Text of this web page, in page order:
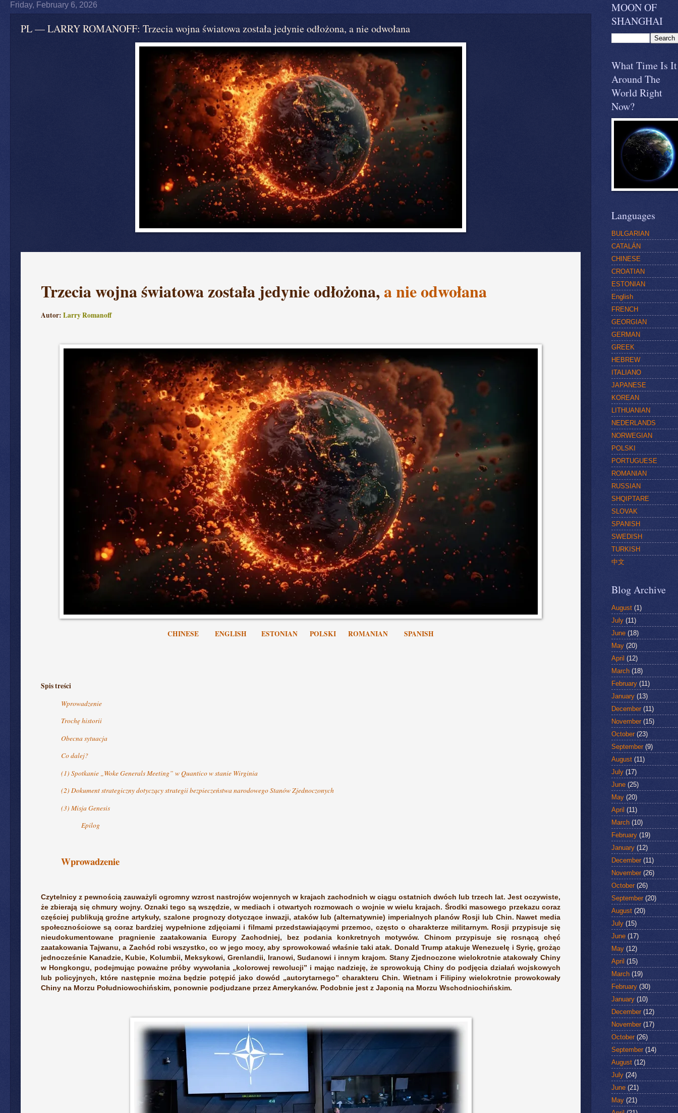
Friday, February 6, 2026
PL — LARRY ROMANOFF: Trzecia wojna światowa została jedynie odłożona, a nie odwołana
Trzecia wojna światowa została jedynie odłożona,anie odwołana
Autor: Larry Romanoff
CHINESE ENGLISH ESTONIAN POLSKI ROMANIAN SPANISH
Spis treści
Wprowadzenie
Trochę historii
Obecna sytuacja
Co dalej?
(1) Spotkanie „Woke Generals Meeting” w Quantico w stanie Wirginia
(2) Dokument strategiczny dotyczący strategii bezpieczeństwa narodowego Stanów Zjednoczonych
(3) Misja Genesis
Epilog
Wprowadzenie
Czytelnicy z pewnością zauważyli ogromny wzrost nastrojów wojennych w krajach zachodnich w ciągu ostatnich dwóch lub trzech lat. Jest oczywiste,
że zbierają się chmury wojny. Oznaki tego są wszędzie, w mediach i otwartych rozmowach o wojnie w wielu krajach. Środki masowego przekazu coraz
częściej publikują groźne artykuły, szalone prognozy dotyczące inwazji, ataków lub (alternatywnie) imperialnych planów Rosji lub Chin. Nawet media
społecznościowe są coraz bardziej wypełnione zdjęciami i filmami przedstawiającymi przemoc, często o charakterze militarnym. Rosji przypisuje się
nieudokumentowane pragnienie zaatakowania Europy Zachodniej, bez podania konkretnych motywów. Chinom przypisuje się rosnącą chęć
zaatakowania Tajwanu, a Zachód robi wszystko, co w jego mocy, aby sprowokować właśnie taki atak. Donald Trump atakuje Wenezuelę i Syrię, grożąc
jednocześnie Kanadzie, Kubie, Kolumbii, Meksykowi, Grenlandii, Iranowi, Sudanowi i innym krajom. Stany Zjednoczone wielokrotnie atakowały Chiny
w Hongkongu, podejmując poważne próby wywołania „kolorowej rewolucji” i mając nadzieję, że sprowokują Chiny do podjęcia działań wojskowych
lub policyjnych, które następnie można będzie potępić jako dowód „autorytarnego” charakteru Chin. Wietnam i Filipiny wielokrotnie prowokowały
Chiny na Morzu Południowochińskim, ponownie podjudzane przez Amerykanów. Podobnie jest z Japonią na Morzu Wschodniochińskim.
MOON OF
SHANGHAI
What Time Is It
Around The
World Right
Now?
Languages
BULGARIAN
CATALÁN
CHINESE
CROATIAN
ESTONIAN
English
FRENCH
GEORGIAN
GERMAN
GREEK
HEBREW
ITALIANO
JAPANESE
KOREAN
LITHUANIAN
NEDERLANDS
NORWEGIAN
POLSKI
PORTUGUESE
ROMANIAN
RUSSIAN
SHQIPTARE
SLOVAK
SPANISH
SWEDISH
TURKISH
中文
Blog Archive
August (1)
July (11)
June (18)
May (20)
April (12)
March (18)
February (11)
January (13)
December(11)
November(15)
October(23)
September(9)
August (11)
July (17)
June (25)
May (20)
April (11)
March (10)
February (19)
January (12)
December(11)
November(26)
October(26)
September(20)
August (20)
July (15)
June (17)
May (12)
April (15)
March (19)
February (30)
January (10)
December(12)
November(17)
October(26)
September(14)
August (12)
July (24)
June (21)
May (21)